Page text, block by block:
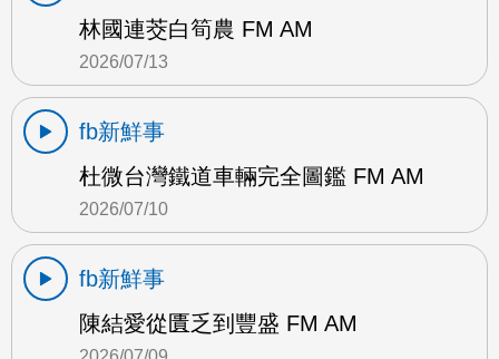
林國連茭白筍農 FM AM
2026/07/13
fb新鮮事
杜微台灣鐵道車輛完全圖鑑 FM AM
2026/07/10
fb新鮮事
陳結愛從匱乏到豐盛 FM AM